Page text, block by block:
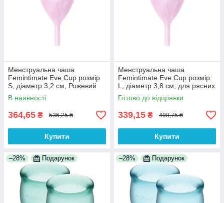
Менструальна чаша
Femintimate Eve Cup розмір
S, діаметр 3,2 см, Рожевий
100% Анонімності
В наявності
364,65 ₴ 536,25 ₴
Купити
Менструальна чаша
Femintimate Eve Cup розмір
L, діаметр 3,8 см, для рясних
виділень, Рожевий 100%
Анонімності
Готово до відправки
339,15 ₴ 498,75 ₴
Купити
–28% Подарунок –28% Подарунок